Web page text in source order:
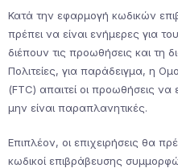
Κατά την εφαρμογή κωδικών
πρέπει να είναι ενήμερες για
διέπουν τις προωθήσεις και τη
Πολιτείες, για παράδειγμα, η
(FTC) απαιτεί οι προωθήσεις
μην είναι παραπλανητικές.
Επιπλέον, οι επιχειρήσεις θα
κωδικοί επιβράβευσης